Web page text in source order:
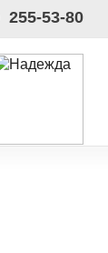
255-53-80